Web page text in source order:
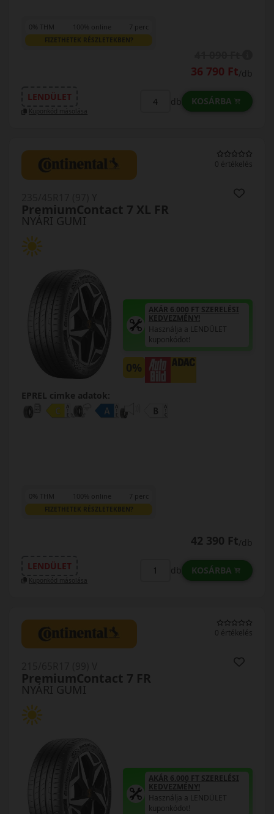
0% THM 100% online 7 perc
FIZETHETEK RÉSZLETEKBEN?
36 790 Ft/db
LENDÜLET
Kuponkód másolása
db KOSÁRBA
0 értékelés
NYÁRI GUMI
PremiumContact 7 XL FR
AKÁR 6.000 FT SZERELÉSI
KEDVEZMÉNY!
Használja a LENDÜLET
kuponkódot!
0%
EPREL cimke adatok:
0% THM 100% online 7 perc
FIZETHETEK RÉSZLETEKBEN?
42 390 Ft/db
LENDÜLET
Kuponkód másolása
db KOSÁRBA
0 értékelés
NYÁRI GUMI
PremiumContact 7 FR
AKÁR 6.000 FT SZERELÉSI
KEDVEZMÉNY!
Használja a LENDÜLET
kuponkódot!